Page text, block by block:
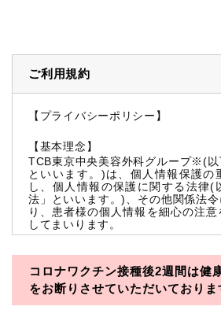
ご利用規約
【プライバシーポリシー】
【基本理念】
TCB東京中央美容外科グループ※(以
といいます。)は、個人情報保護の
し、個人情報の保護に関する法律(
法」といいます。)、その他関係法
り、患者様の個人情報を細心の注
してまいります。
※TCBグループとは以下を総称して
・一般社団法人メディカルアライア
コロナワクチン接種後2週間は健
をお断りさせていただいておりま